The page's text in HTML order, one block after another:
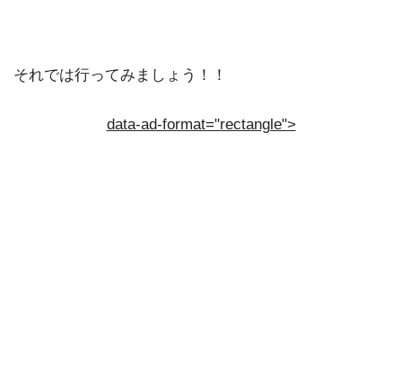
それでは行ってみましょう！！
data-ad-format="rectangle">